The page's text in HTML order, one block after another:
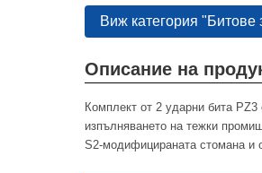
Виж категория "Битове
Описание на
Комплект от 2 ударни бита
изпълняването на тежки
S2-модифицираната стомана и